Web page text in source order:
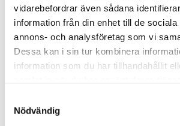
vidarebefordrar även sådana
information från din enhet till de sociala
annons- och analysföretag som vi
Dessa kan i sin tur kombinera
information som du har tillhandahållit
Nödvändig
REGIN
OVC-Z20
Koppling för stålrör till ventilerna VTTV/
ZTV/ZTR